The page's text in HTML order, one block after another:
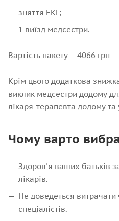
зняття ЕКГ;
1 виїзд медсестри.
Вартість пакету – 4066 грн
Крім цього додаткова
виклик медсестри додому
лікаря-терапевта додому та
Чому варто
Здоров'я ваших батьків
лікарів.
Не доведеться
спеціалістів.